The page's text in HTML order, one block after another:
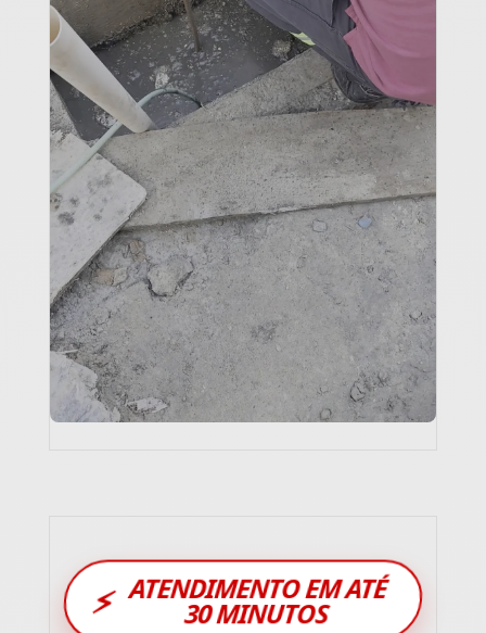
⚡ ATENDIMENTO EM ATÉ
30 MINUTOS